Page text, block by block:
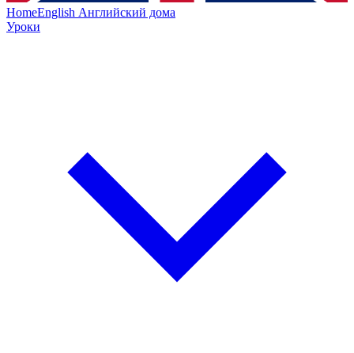
HomeEnglish Английский дома
Уроки